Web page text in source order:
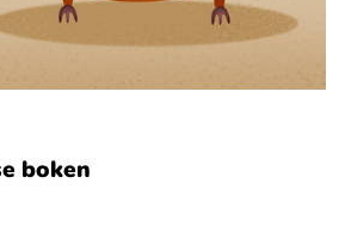
boken